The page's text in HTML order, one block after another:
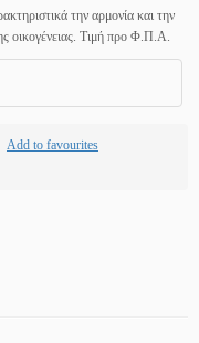
την αρμονία και την
οικογένειας. Τιμή προ Φ.Π.Α.
Add to favourites